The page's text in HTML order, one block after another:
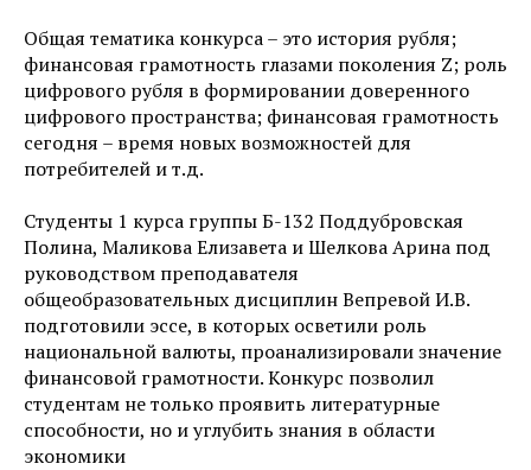
Общая тематика конкурса – это история рубля;
финансовая грамотность глазами поколения Z; роль
цифрового рубля в формировании доверенного
цифрового пространства; финансовая грамотность
сегодня – время новых возможностей для
потребителей и т.д.
Студенты 1 курса группы Б-132 Поддубровская
Полина, Маликова Елизавета и Шелкова Арина под
руководством преподавателя
общеобразовательных дисциплин Вепревой И.В.
подготовили эссе, в которых осветили роль
национальной валюты, проанализировали значение
финансовой грамотности. Конкурс позволил
студентам не только проявить литературные
способности, но и углубить знания в области
экономики